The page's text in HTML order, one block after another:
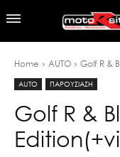
Home AUTO Golf R &
AUTO ΠΑΡΟΥΣΙΑΣΗ
Golf R &